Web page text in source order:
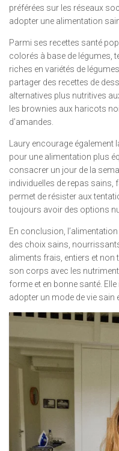
préférées sur les réseaux
adopter une alimentation
Parmi ses recettes santé
colorés à base de légumes,
riches en variétés de
partager des recettes de
alternatives plus nutritives
les brownies aux haricots
d’amandes.
Laury encourage également
pour une alimentation plus
consacrer un jour de la
individuelles de repas sains,
permet de résister aux
toujours avoir des options
En conclusion,
des choix sains,
aliments frais, entiers et non
son corps avec les
forme et en bonne santé.
adopter un mode de vie sain